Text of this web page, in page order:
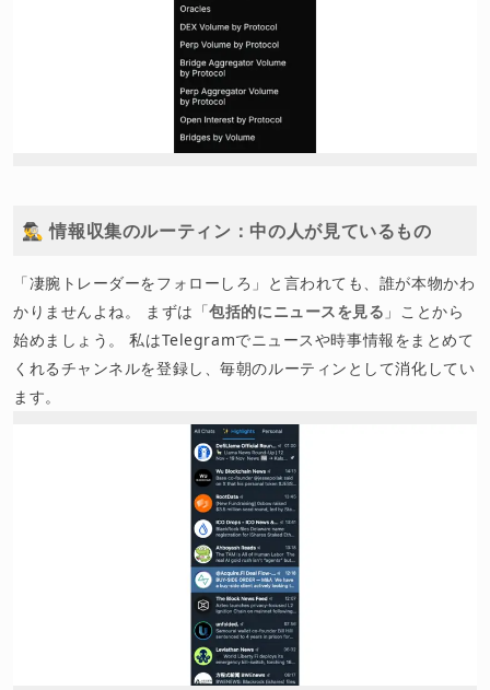
🕵️‍♂️ 情報収集のルーティン：中の人が見ているもの
「凄腕トレーダーをフォローしろ」と言われても、誰が本物かわ
かりませんよね。 まずは「包括的にニュースを見る 」ことから
始めましょう。 私はTelegramでニュースや時事情報をまとめて
くれるチャンネルを登録し、毎朝のルーティンとして消化してい
ます。